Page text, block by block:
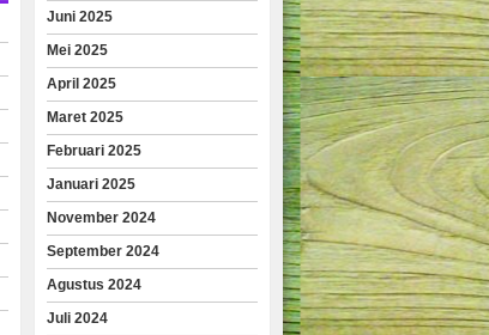
Juni 2025
Mei 2025
April 2025
Maret 2025
Februari 2025
Januari 2025
November 2024
September 2024
Agustus 2024
Juli 2024